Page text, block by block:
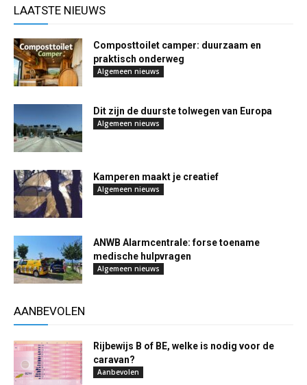
LAATSTE NIEUWS
Composttoilet camper: duurzaam en
praktisch onderweg
Algemeen nieuws
Dit zijn de duurste tolwegen van Europa
Algemeen nieuws
Kamperen maakt je creatief
Algemeen nieuws
ANWB Alarmcentrale: forse toename
medische hulpvragen
Algemeen nieuws
AANBEVOLEN
Rijbewijs B of BE, welke is nodig voor de
caravan?
Aanbevolen